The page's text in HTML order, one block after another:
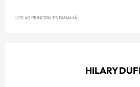
LOS 40 PRINCIPALES PANAMÁ
HILARY